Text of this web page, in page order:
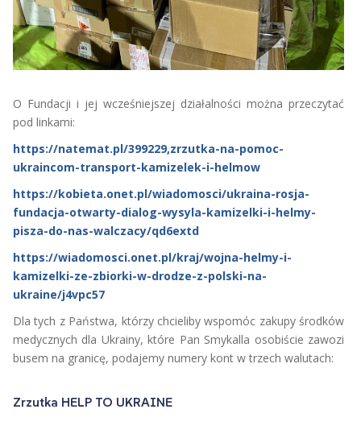
O Fundacji i jej wcześniejszej działalności można przeczytać
pod linkami:
https://natemat.pl/399229,zrzutka-na-pomoc-
ukraincom-transport-kamizelek-i-helmow
https://kobieta.onet.pl/wiadomosci/ukraina-rosja-
fundacja-otwarty-dialog-wysyla-kamizelki-i-helmy-
pisza-do-nas-walczacy/qd6extd
https://wiadomosci.onet.pl/kraj/wojna-helmy-i-
kamizelki-ze-zbiorki-w-drodze-z-polski-na-
ukraine/j4vpc57
Dla tych z Państwa, którzy chcieliby wspomóc zakupy środków
medycznych dla Ukrainy, które Pan Smykalla osobiście zawozi
busem na granicę, podajemy numery kont w trzech walutach:
Zrzutka HELP TO UKRAINE